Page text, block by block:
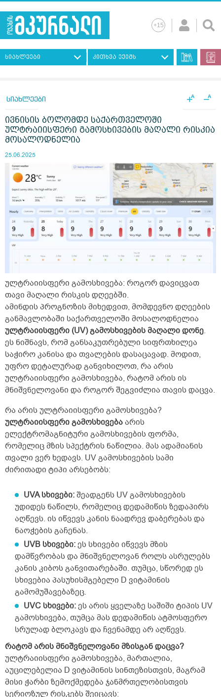
სიახლეები კითხვა ექიმს
სიახლეები +A −A
ივნისის ბოლომდე საქართველოში
ულტრაიისფერი გამოსხივების მაღალი რისკია
მოსალოდნელია
25.06.2025
ულტრაიისფერი გამოსხივება: როგორ დავიცვათ
თავი მაღალი რისკის დღეებში.
ამინდის პროგნოზის მიხედვით, მომდევნო დღეების
განმავლობაში საქართველოში მოსალოდნელია
ულტრაიისფერი (UV) გამოსხივების მაღალი დონე.
ეს ნიშნავს, რომ განსაკუთრებული სიფრთხილეა
საჭირო კანისა და თვალების დასაცავად. მოდით,
უფრო დეტალურად განვიხილოთ, რა არის
ულტრაიისფერი გამოსხივება, რატომ არის ის
მნიშვნელოვანი და როგორ შეგვიძლია თავის დაცვა.
რა არის ულტრაიისფერი გამოსხივება?
ულტრაიისფერი გამოსხივებაარის
ელექტრომაგნიტური გამოსხივების ფორმა,
რომელიც მზის სპექტრის ნაწილია. მას ადამიანის
თვალი ვერ ხედავს. UV გამოსხივების სამი
ძირითადი ტიპი არსებობს:
UVA სხივები:შეადგენს UV გამოსხივების
უდიდეს ნაწილს, რომელიც დედამიწის ზედაპირს
აღწევს. ის იწვევს კანის ნაადრევ დაბერებას და
ნაოჭების გაჩენას.
UVB სხივები:ეს სხივები იწვევს მზის
დამწვრობას და მნიშვნელოვან როლს ასრულებს
კანის კიბოს განვითარებაში. თუმცა, სწორედ ეს
სხივებია პასუხისმგებელი D ვიტამინის
გამომუშავებაზეც.
UVC სხივები:ეს არის ყველაზე საშიში ტიპის UV
გამოსხივება, თუმცა მას დედამიწის ატმოსფერო
სრულად ბლოკავს და ჩვენამდე არ აღწევს.
რატომ არის მნიშვნელოვანი მზისგან დაცვა?
ულტრაიისფერი გამოსხივება, მართალია,
აუცილებელია D ვიტამინის სინთეზისთვის, მაგრამ
მისი ჭარბი ზემოქმედება ჯანმრთელობისთვის
სერიოზულ რისკებს შეიცავს: